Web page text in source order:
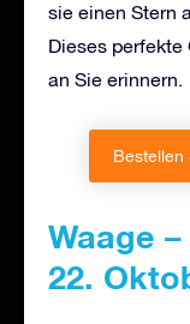
sie einen Stern
Dieses perfekte
an Sie erinnern.
Bestellen
Waage
22.